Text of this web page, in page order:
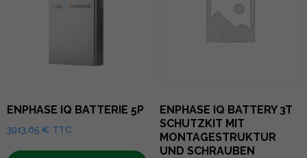
ENPHASE IQ BATTERIE 5P
3913,65 € TTC
ENPHASE IQ BATTERY 3T
SCHUTZKIT MIT
MONTAGESTRUKTUR
UND SCHRAUBEN